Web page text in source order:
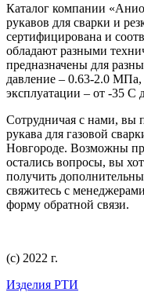
Каталог компании
рукавов для сварки и
сертифицирована и
обладают разными
предназначены для
давление – 0.63-2.0
эксплуатации – от -35 C
Сотрудничая с нами, вы
рукава для газовой
Новгороде. Возможны
остались вопросы, вы
получить
свяжитесь с
форму обратной связи.
(с) 2022 г.
Изделия РТИ